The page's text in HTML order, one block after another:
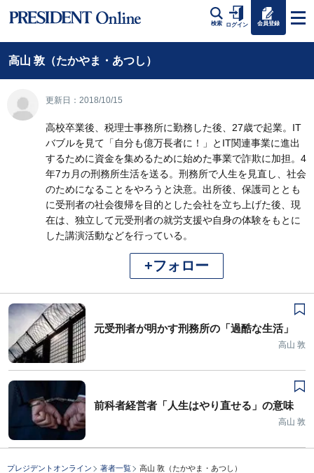
検索 ログイン 会員登録
高山 敦（たかやま・あつし）
更新日：2018/10/15
高校卒業後、税理士事務所に勤務した後、27歳で起業。IT
バブルを見て「自分も億万長者に！」とIT関連事業に進出
するために資金を集めるために始めた事業で詐欺に加担。4
年7カ月の刑務所生活を送る。刑務所で人生を見直し、社会
のためになることをやろうと決意。出所後、保護司ととも
に受刑者の社会復帰を目的とした会社を立ち上げた後、現
在は、独立して元受刑者の就労支援や自身の体験をもとに
した講演活動などを行っている。
+フォロー
元受刑者が明かす刑務所の「過酷な生活」
高山 敦
前科者経営者「人生はやり直せる」の意味
高山 敦
プレジデントオンライン 著者一覧 高山 敦（たかやま・あつし）